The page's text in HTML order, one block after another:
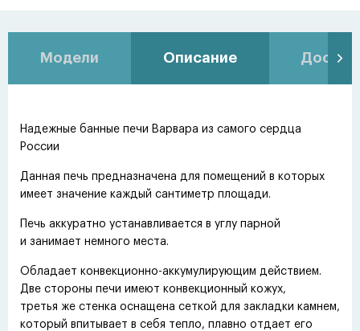
Модели Описание
Надежные банные печи Варвара из самого сердца
России
Данная печь предназначена для помещений в которых
имеет значение каждый сантиметр площади.
Печь аккуратно устанавливается в углу парной
и занимает немного места.
Обладает конвекционно-аккумулирующим действием.
Две стороны печи имеют конвекционный кожух,
третья же стенка оснащена сеткой для закладки камнем,
который впитывает в себя тепло, плавно отдает его